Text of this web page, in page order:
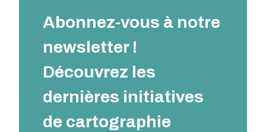
Abonnez-vous à notre
newsletter !
Découvrez les
dernières initiatives
de cartographie